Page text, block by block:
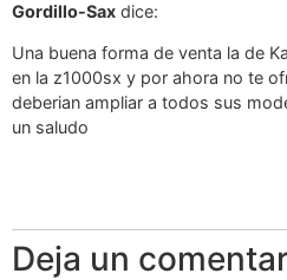
Gordillo-Sax dice:
Una buena forma de venta la de
en la z1000sx y por ahora no te
deberian ampliar a todos sus
un saludo
Deja un